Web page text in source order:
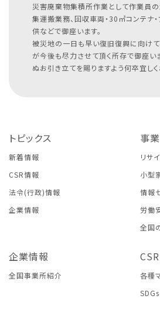
災害廃棄物集積所作業として作業員
集運搬業務、回収車両・30㎥コンテナ・
供などで御座います。
被災地の一日も早い復旧復興に向けて
が今後も尽力させて頂く所存で御座い
ぬお引き立てを賜りますよう何卒宜しく
トピックス
新着情報
CSR情報
法令(行政)情報
企業情報
事
リサ
小型
情報
労働
全国
企業情報
全国事業所紹介
各種